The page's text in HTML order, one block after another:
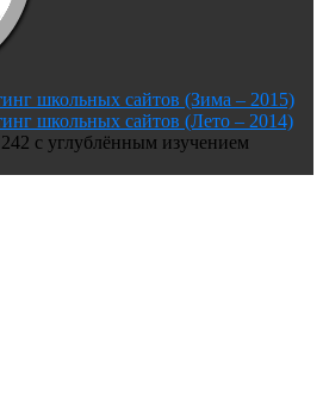
с углублённым изучением